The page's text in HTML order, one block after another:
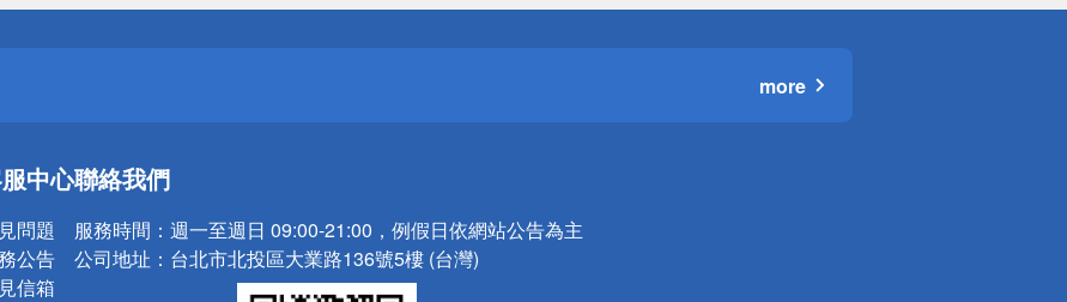
心！
心！
more
中心
問題
公告
信箱
聯絡我們
服務時間： 週一至週日 09:00-21:00，例假日依網站公告為主
公司地址： 台北市北投區大業路136號5樓 (台灣)